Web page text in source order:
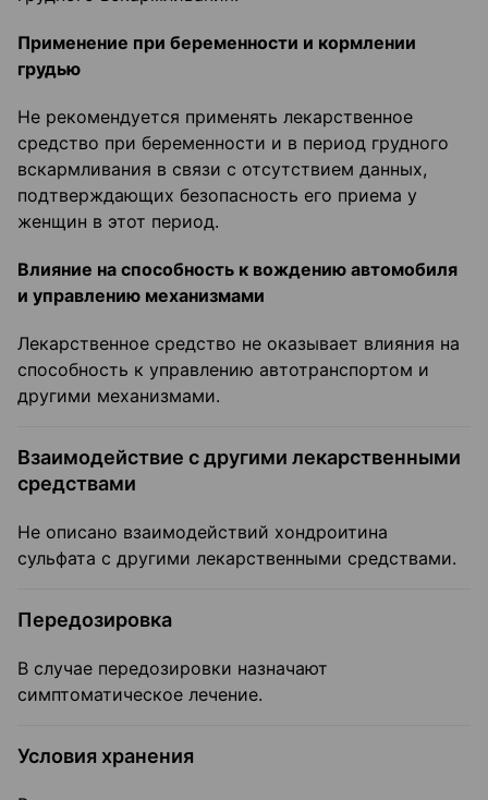
Применение при беременности и кормлении
грудью
Не рекомендуется применять лекарственное
средство при беременности и в период грудного
вскармливания в связи с отсутствием данных,
подтверждающих безопасность его приема у
женщин в этот период.
Влияние на способность к вождению автомобиля
и управлению механизмами
Лекарственное средство не оказывает влияния на
способность к управлению автотранспортом и
другими механизмами.
Взаимодействие с другими лекарственными
средствами
Не описано взаимодействий хондроитина
сульфата с другими лекарственными средствами.
Передозировка
В случае передозировки назначают
симптоматическое лечение.
Условия хранения